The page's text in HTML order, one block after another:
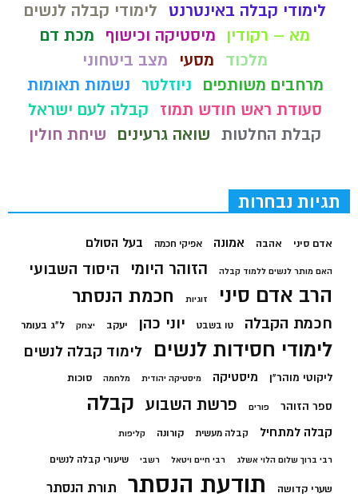
לימודי קבלה באינטרנט
לימודי קבלה לנשים
מא – רקודין
מיסטיקה וכישוף
מכת דם
מלכוד
מסעי
מצב ביטחוני
מרחבים משותפים
ניוזלטר
נשמות תאומות
סעודת ראש חודש תמוז
קבלה לעם ישראל
קבלת החלטות שואה גרעינים שיחת חולין
תגיות נבחרות
אדם סיני אהבה אמונה אפיקי חכמה בעל הסולם
האם מותר לנשים ללמוד קבלה הזוהר היומי היסוד השבועי
הרב אדם סיני זוגיות חכמת הנסתר
חכמת הקבלה טו בשבט יוני כהן יעקב יצחק ל"ג בעומר
לימודי חסידות לנשים לימוד קבלה לנשים
ליקוטי מוהר"ן מיסטיקה מיסטיקה יהודית מלחמה סוכות
ספר הזוהר פורים פרשת השבוע קבלה
קבלה למתחיל קבלה מעשית קורונה קליפות
רבי ברוך שלום הלוי אשלג רבי חיים ויטאל רשבי שיעורי קבלה לנשים
שערי קדושה תודעת הנסתר תורת הנסתר